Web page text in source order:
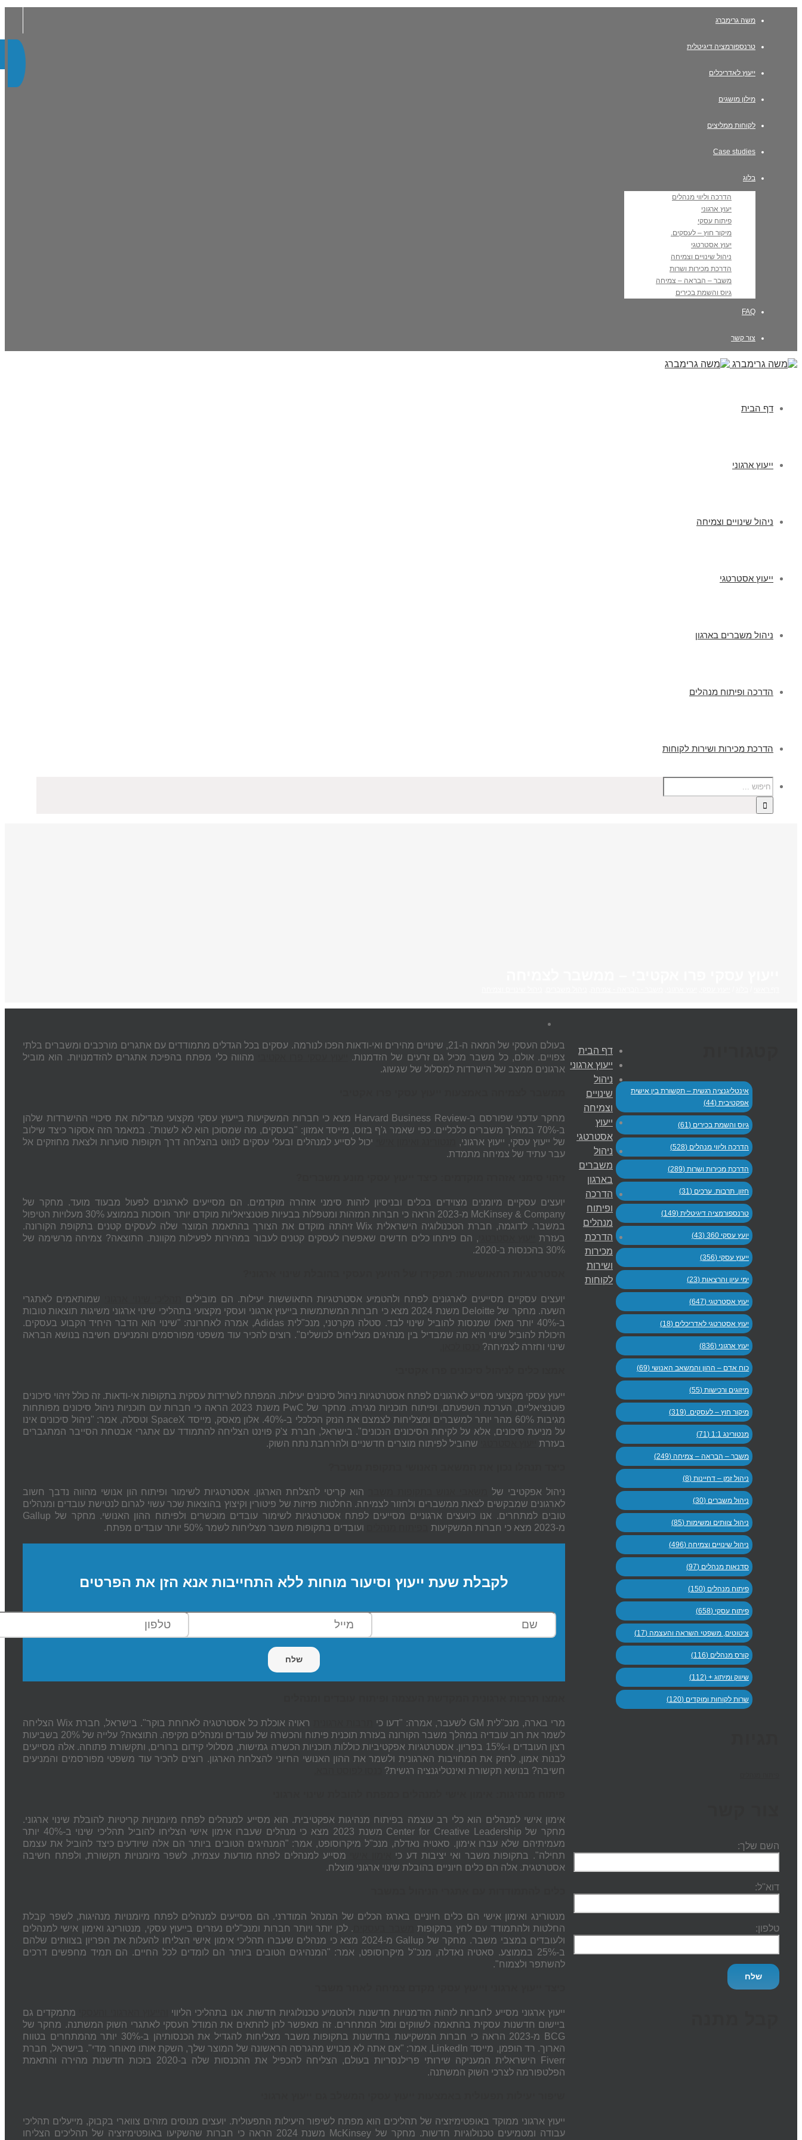
משה גרימברג
טרנספורמציה דיגיטלית
ייעוץ לאדריכלים
מילון מושגים
לקוחות ממליצים
Case studies
בלוג
הדרכה וליווי מנהלים
יעוץ ארגוני
פיתוח עסקי
מיקור חוץ – לעסקים.
יעוץ אסטרטגי
ניהול שינויים וצמיחה
הדרכת מכירות ושרות
משבר – הבראה – צמיחה
גיוס והשמת בכירים
FAQ
צור קשר
דף הבית
ייעוץ ארגוני
ניהול שינויים וצמיחה
ייעוץ אסטרטגי
ניהול משברים בארגון
הדרכה ופיתוח מנהלים
הדרכת מכירות ושירות לקוחות
בעולם העסקי של המאה ה-21, שינויים מהירים ואי-ודאות הפכו לנורמה. עסקים בכל הגדלים מתמודדים עם אתגרים מורכבים ומשברים בלתי
צפויים. אולם, כל משבר מכיל גם זרעים של הזדמנות.
מהווה כלי מפתח בהפיכת אתגרים להזדמנויות. הוא מוביל
ארגונים ממצב של הישרדות למסלול של שגשוג.
מחקר עדכני שפורסם ב-Harvard Business Review מצא כי חברות המשקיעות בייעוץ עסקי מקצועי מגדילות את סיכויי ההישרדות שלהן
ב-70% במהלך משברים כלכליים. כפי שאמר ג'ף בזוס, מייסד אמזון: "בעסקים, מה שמסוכן הוא לא לשנות". במאמר הזה אסקור כיצד שילוב
של ייעוץ עסקי, ייעוץ ארגוני,
יכול לסייע למנהלים ובעלי עסקים לנווט בהצלחה דרך תקופות סוערות ולצאת מחוזקים אל
עבר עתיד של צמיחה מתמדת.
יועצים עסקיים מיומנים מצוידים בכלים ובניסיון לזהות סימני אזהרה מוקדמים. הם מסייעים לארגונים לפעול מבעוד מועד. מחקר של
McKinsey & Company
מ-2023 הראה כי חברות המזהות ומטפלות בבעיות פוטנציאליות מוקדם יותר חוסכות בממוצע 30% מעלויות הטיפול
במשבר. לדוגמה, חברת הטכנולוגיה הישראלית Wixזיהתה מוקדם את הצורך בהתאמת המוצר שלה לעסקים קטנים בתקופת הקורונה.
בעזרת
, הם פיתחו כלים חדשים שאפשרו לעסקים קטנים לעבור במהירות לפעילות מקוונת. התוצאה? צמיחה מרשימה של
30% בהכנסות ב-2020.
יועצים עסקיים מסייעים לארגונים לפתח ולהטמיע אסטרטגיות התאוששות יעילות. הם מובילים
שמותאמים לאתגרי
השעה. מחקר של Deloitte
משנת 2024 מצא כי חברות המשתמשות בייעוץ ארגוני ועסקי מקצועי בתהליכי שינוי ארגוני משיגות תוצאות טובות
ב-40% יותר מאלו שמנסות להוביל שינוי לבד. סטלה מקרטני, מנכ"לית
Adidas, אמרה לאחרונה: "שינוי הוא הדבר היחיד הקבוע בעסקים.
היכולת להוביל שינוי היא מה שמבדיל בין מנהיגים מצליחים לכושלים". רוצים להכיר עוד משפטי מפורסמים והמניעים חשיבה בנושא הבראה
שינוי וחזרה לצמיחה?
ייעוץ עסקי מקצועי מסייע לארגונים לפתח אסטרטגיות ניהול סיכונים יעילות. המפתח לשרידות עסקית בתקופות אי-ודאות. זה כולל זיהוי סיכונים
פוטנציאליים, הערכת השפעתם, ופיתוח תוכניות מגירה. מחקר של PwC
משנת 2023 הראה כי חברות עם תוכניות ניהול סיכונים מפותחות
מגיבות 60% מהר יותר למשברים ומצליחות לצמצם את הנזק הכלכלי ב-40%. אלון מאסק, מייסד
SpaceX וטסלה, אמר: "ניהול סיכונים אינו
על מניעת סיכונים, אלא על לקיחת הסיכונים הנכונים". בישראל, חברת צ'ק פוינט הצליחה להתמודד עם אתגרי אבטחת הסייבר המתגברים
בעזרת
שהוביל לפיתוח מוצרים חדשניים ולהרחבת נתח השוק.
ניהול אפקטיבי של
הוא קריטי להצלחת הארגון. אסטרטגיות לשימור ופיתוח הון אנושי מהווה נדבך חשוב
לארגונים שמבקשים לצאת ממשברים ולחזור לצמיחה. החלטות פזיזות של פיטורין וקיצוץ בהוצאות שכר עשוי לגרום לנטישת עובדים ומנהלים
טובים למתחרים. אנו כיועצים ארגוניים מסייעים לפתח אסטרטגיות לשימור עובדים מוכשרים ולפיתוח ההון האנושי. מחקר של Gallup
מ-2023 מצא כי חברות המשקיעות
ועובדים בתקופות משבר מצליחות לשמר 50% יותר עובדים מפתח.
לקבלת שעת ייעוץ וסיעור מוחות ללא התחייבות אנא הזן את הפרטים
מרי בארה, מנכ"לית GM לשעבר, אמרה: "דעו כי ראויה אוכלת כל אסטרטגיה לארוחת בוקר". בישראל, חברת Wixהצליחה
לשמר את רוב עובדיה במהלך משבר הקורונה בעזרת תוכנית פיתוח והכשרה של עובדים ומנהלים מקיפה. התוצאה? עלייה של 20% בשביעות
רצון העובדים ו-15% בפריון.
אסטרטגיות אפקטיביות כוללות תוכניות הכשרה גמישות, מסלולי קידום ברורים, ותקשורת פתוחה. אלה מסייעים
לבנות אמון, לחזק את המחויבות הארגונית ולשמר את ההון האנושי החיוני להצלחת הארגון. רוצים להכיר עוד משפטי מפורסמים והמניעים
חשיבה? בנושא תקשורת ואינטליגנציה רגשית?
אימון אישי למנהלים הוא כלי רב עוצמה בפיתוח מנהיגות אפקטיבית. הוא מסייע למנהלים לפתח מיומנויות קריטיות להובלת שינוי ארגוני.
מחקר של Center for Creative Leadership
משנת 2023 מצא כי מנהלים שעברו אימון אישי הצליחו להוביל תהליכי שינוי ב-40% יותר
מעמיתיהם שלא עברו אימון. סאטיה נאדלה, מנכ"ל מיקרוסופט, אמר: "המנהיגים הטובים ביותר הם אלה שיודעים כיצד להוביל את עצמם
תחילה". בתקופות משבר ואי יציבות דע כי
מסייע למנהלים לפתח מודעות עצמית, לשפר מיומנויות תקשורת, ולפתח חשיבה
אסטרטגית. אלה הם כלים חיוניים בהובלת שינוי ארגוני מוצלח.
מנטורינג ואימון אישי הם כלים חיוניים בארגז הכלים של המנהל המודרני. הם מסייעים למנהלים לפתח מיומנויות מנהיגות, לשפר קבלת
החלטות ולהתמודד עם לחץ בתקופות
. לכן יותר ויותר חברות ומנכ"לים נעזרים בייעוץ עסקי, מנטורינג ואימון אישי למנהלים
ולעובדים במצבי משבר. מחקר של Gallup
מ-2024 מצא כי מנהלים שעברו תהליכי אימון אישי הצליחו להעלות את הפריון בצוותים שלהם
ב-25% בממוצע.
סאטיה נאדלה, מנכ"ל מיקרוסופט, אמר: "המנהיגים הטובים ביותר הם לומדים לכל החיים. הם תמיד מחפשים דרכים
להשתפר ולצמוח".
ייעוץ ארגוני מסייע לחברות לזהות הזדמנויות חדשנות ולהטמיע טכנולוגיות חדשות. אנו בתהליכי הליווי
מתמקדים גם
ביישום חדשנות עסקית בהתאמה לשווקים ומול המתחרים. זה מאפשר להן להתאים את המודל העסקי לאתגרי השוק המשתנה. מחקר של
BCG
מ-2023 הראה כי חברות המשקיעות בחדשנות בתקופות משבר מצליחות להגדיל את הכנסותיהן ב-30% יותר מהמתחרים בטווח
הארוך. רד הופמן, מייסד LinkedIn , אמר: "אם אתה לא מבויש מהגרסה הראשונה של המוצר שלך, השקת אותו מאוחר מדי". בישראל, חברת
Fiverr
הישראלית המעניקה שירותי פרילנסריות בעולם, הצליחה להכפיל את ההכנסות שלה ב-2020 בזכות חדשנות מהירה והתאמת
הפלטפורמה לצרכי השוק המשתנה.
ייעוץ ארגוני ממוקד באופטימיזציה של תהליכים הוא מפתח לשיפור היעילות התפעולית. יועצים מנוסים מזהים צווארי בקבוק, מייעלים תהליכי
עבודה ומטמיעים טכנולוגיות חדשות. מחקר של McKinsey משנת 2024 הראה כי חברות שהשקיעו באופטימיזציה של תהליכים הצליחו
אינטליגנציה רגשית – תקשורת בין אישית
אפקטיבית (44)
גיוס והשמת בכירים (61)
הדרכה וליווי מנהלים (528)
הדרכת מכירות ושרות (289)
חזון. תרבות. ערכים (31)
טרנספורמציה דיגיטלית (149)
יועץ עסקי 360 (43)
ייעוץ עסקי (356)
ימי עיון והרצאות (23)
יעוץ אסטרטגי (647)
יעוץ אסטרטגי לאדריכלים (18)
יעוץ ארגוני (836)
כוח אדם – ההון והמשאב האנושי (69)
מיזוגים ורכישות (55)
מיקור חוץ – לעסקים. (319)
מנטורינג 1:1 (71)
משבר – הבראה – צמיחה (249)
ניהול זמן – דחיינות (8)
ניהול משברים (30)
ניהול צוותים ומשימות (85)
ניהול שינויים וצמיחה (496)
סדנאות מנהלים (97)
פיתוח מנהלים (150)
פיתוח עסקי (658)
ציטוטים, משפטי השראה והעצמה (17)
קורס מנהלים (116)
שיווק ומיתוג + (112)
שרות לקוחות ומוקדים (120)
השם שלך:
דוא''ל:
טלפון:
דף הבית
ייעוץ ארגוני
ניהול
שינויים
וצמיחה
ייעוץ
אסטרטגי
ניהול
משברים
בארגון
הדרכה
ופיתוח
מנהלים
הדרכת
מכירות
ושירות
לקוחות